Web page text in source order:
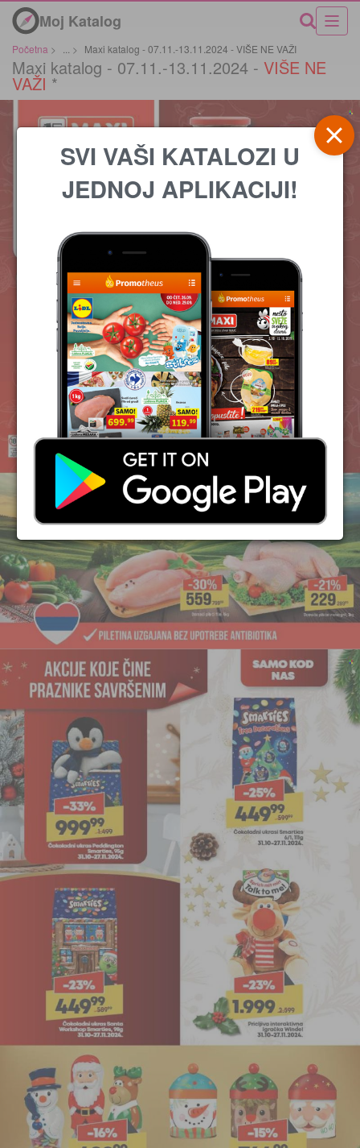
Moj Katalog
Početna > > Maxi katalog - 07.11.-13.11.2024 - VIŠE NE VAŽI
Maxi katalog - 07.11.-13.11.2024 - VIŠE NE
VAŽI *
SVI VAŠI KATALOZI U
JEDNOJ APLIKACIJI!